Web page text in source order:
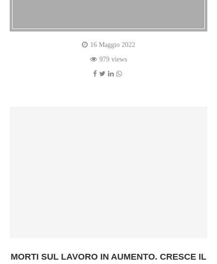
16 Maggio 2022
979 views
MORTI SUL LAVORO IN AUMENTO. CRESCE IL